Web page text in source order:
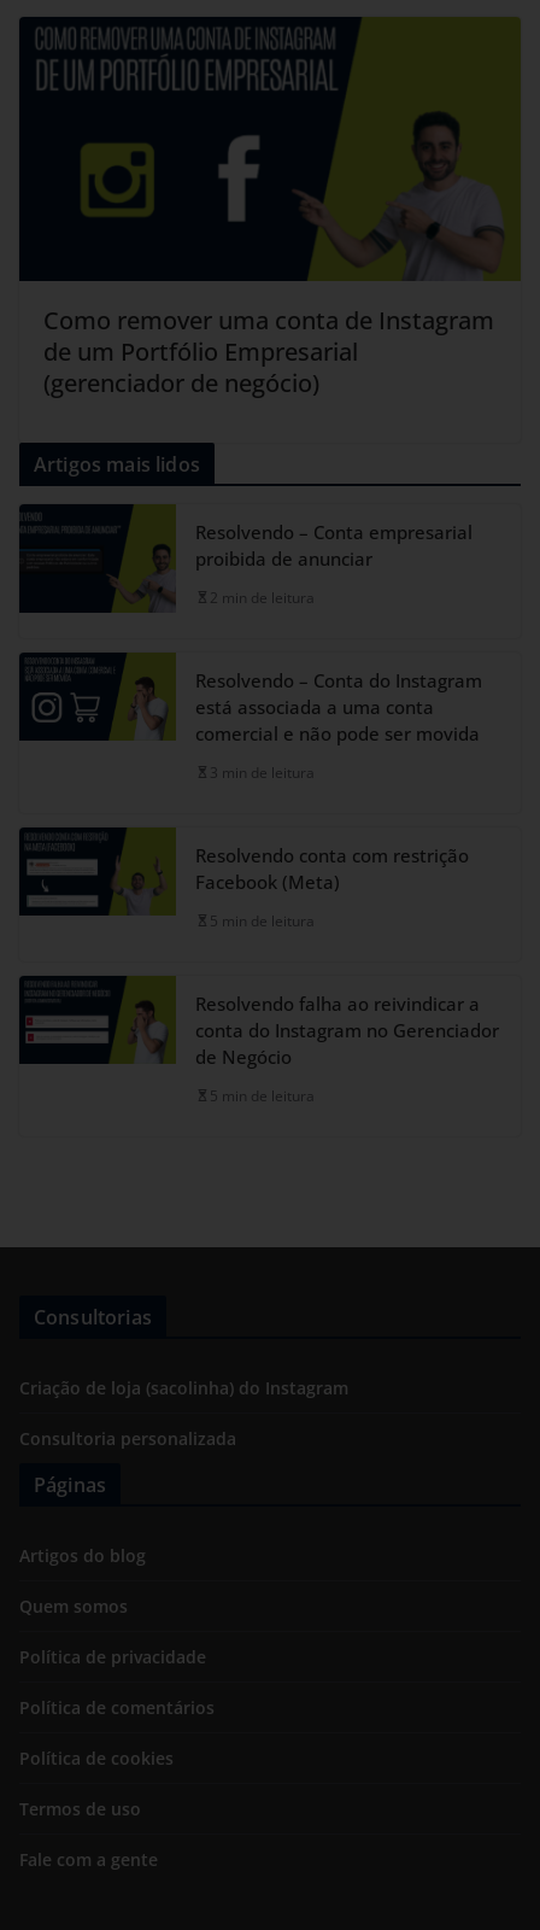
Como remover uma conta de Instagram
de um Portfólio Empresarial
(gerenciador de negócio)
Artigos mais lidos
Resolvendo – Conta empresarial
proibida de anunciar
2 min de leitura
Resolvendo – Conta do Instagram
está associada a uma conta
comercial e não pode ser movida
3 min de leitura
Resolvendo conta com restrição
Facebook (Meta)
5 min de leitura
Resolvendo falha ao reivindicar a
conta do Instagram no Gerenciador
de Negócio
5 min de leitura
Consultorias
Criação de loja (sacolinha) do Instagram
Consultoria personalizada
Páginas
Artigos do blog
Quem somos
Política de privacidade
Política de comentários
Política de cookies
Termos de uso
Fale com a gente